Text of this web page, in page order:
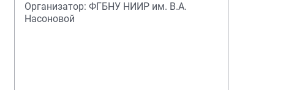
Организатор: ФГБНУ НИИР им. В.А.
Насоновой